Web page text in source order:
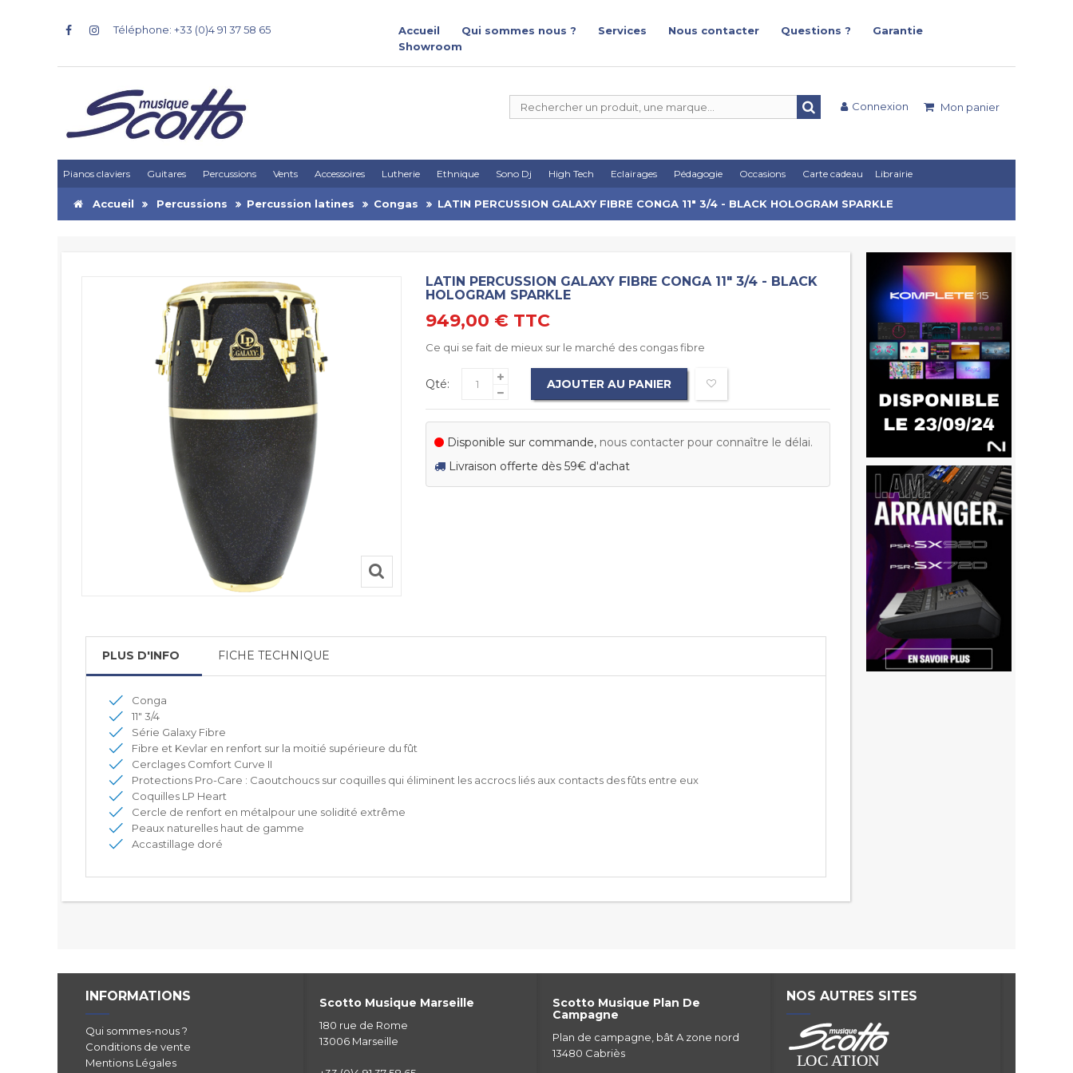
Téléphone: +33 (0)4 91 37 58 65 Accueil Qui sommes nous ? Services Nous contacter Questions ?
Garantie
Showroom
Mon panier
Connexion
Pianos claviers Guitares Percussions Vents Accessoires Lutherie Ethnique Sono Dj High Tech Eclairages Pédagogie Occasions Carte cadeau Librairie
Accueil Percussions Percussion latines Congas LATIN PERCUSSION GALAXY FIBRE CONGA 11" 3/4 - BLACK HOLOGRAM SPARKLE
LATIN PERCUSSION GALAXY FIBRE CONGA 11" 3/4 - BLACK
HOLOGRAM SPARKLE
949,00 € TTC
Ce qui se fait de mieux sur le marché des congas fibre
Qté: AJOUTER AU PANIER
Disponible sur commande, nous contacter pour connaître le délai.
Livraison offerte dès 59€ d'achat
PLUS D'INFO FICHE TECHNIQUE
Conga
11" 3/4
Série Galaxy Fibre
Fibre et Kevlar en renfort sur la moitié supérieure du fût
Cerclages Comfort Curve II
Protections Pro-Care : Caoutchoucs sur coquilles qui éliminent les accrocs liés aux contacts des fûts entre eux
Coquilles LP Heart
Cercle de renfort en métalpour une solidité extrême
Peaux naturelles haut de gamme
Accastillage doré
INFORMATIONS
Qui sommes-nous ?
Conditions de vente
Mentions Légales
Scotto Musique Marseille
180 rue de Rome
13006 Marseille
Scotto Musique Plan De
Campagne
Plan de campagne, bât A zone nord
13480 Cabriès
NOS AUTRES SITES